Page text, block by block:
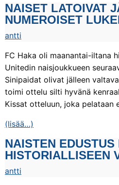
NAISET LATOIVAT
NUMEROISET
antti
FC Haka oli maanantai-iltana
Unitedin naisjoukkueen
Sinipaidat olivat jälleen
toimi ottelu silti hyvänä
Kissat otteluun, joka pelataan
(lisää…)
NAISTEN EDUSTUS
HISTORIALLISEEN
antti